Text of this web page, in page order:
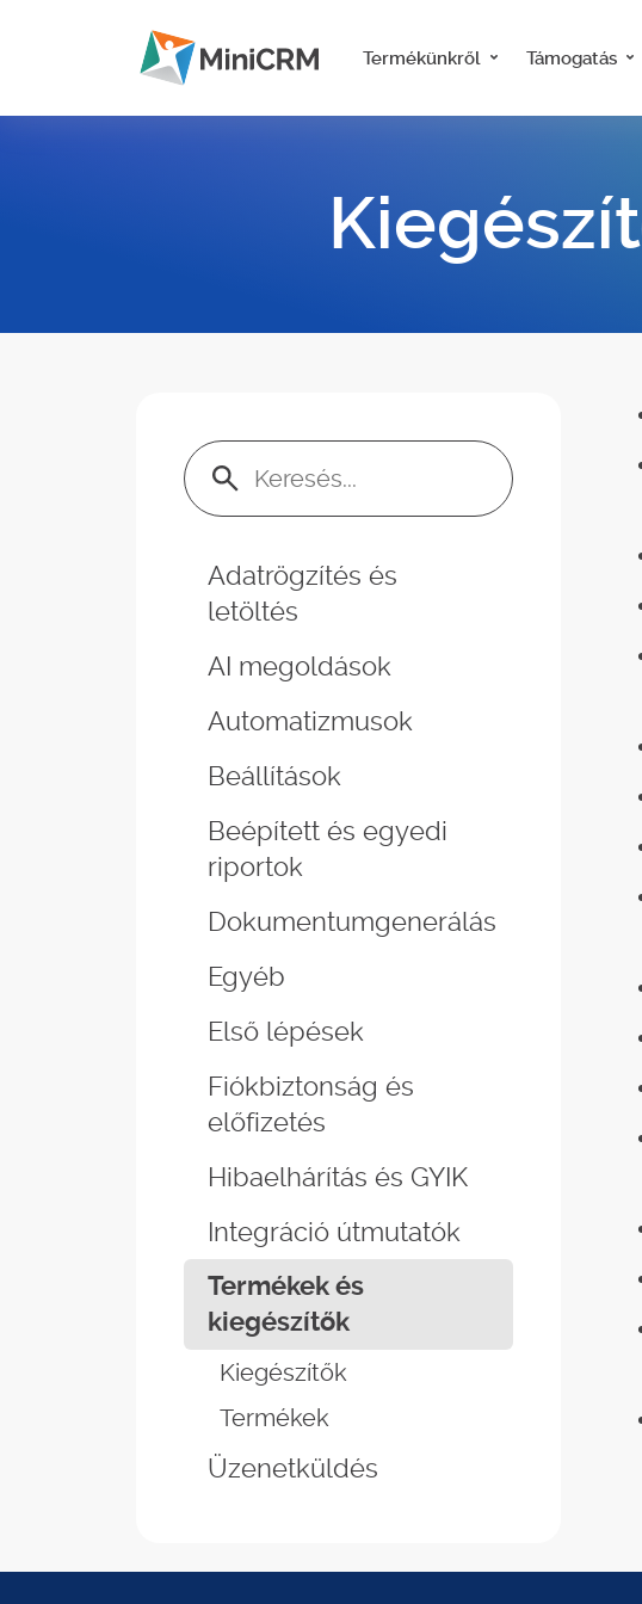
Termékünkről Támogatás
Keresés:
Adatrögzítés és
letöltés
AI megoldások
Automatizmusok
Beállítások
Beépített és egyedi
riportok
Dokumentumgenerálás
Egyéb
Első lépések
Fiókbiztonság és
előfizetés
Hibaelhárítás és GYIK
Integráció útmutatók
Termékek és
kiegészítők
Kiegészítők
Termékek
Üzenetküldés